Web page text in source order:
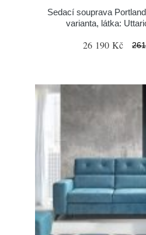
Sedací souprava
varianta, látka:
26 190 Kč